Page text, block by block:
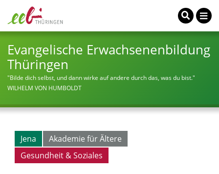
Evangelische Erwachsenenbildung
Thüringen
"Bilde dich selbst, und dann wirke auf andere durch das, was du bist."
WILHELM VON HUMBOLDT
Jena
Akademie für Ältere
Gesundheit & Soziales